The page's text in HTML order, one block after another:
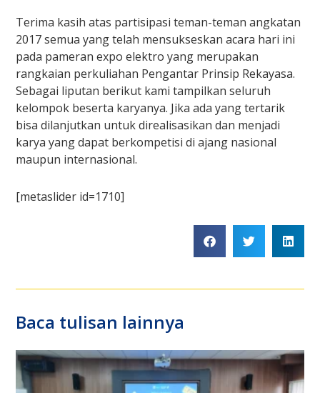
Terima kasih atas partisipasi teman-teman angkatan
2017 semua yang telah mensukseskan acara hari ini
pada pameran expo elektro yang merupakan
rangkaian perkuliahan Pengantar Prinsip Rekayasa.
Sebagai liputan berikut kami tampilkan seluruh
kelompok beserta karyanya. Jika ada yang tertarik
bisa dilanjutkan untuk direalisasikan dan menjadi
karya yang dapat berkompetisi di ajang nasional
maupun internasional.
[metaslider id=1710]
Baca tulisan lainnya